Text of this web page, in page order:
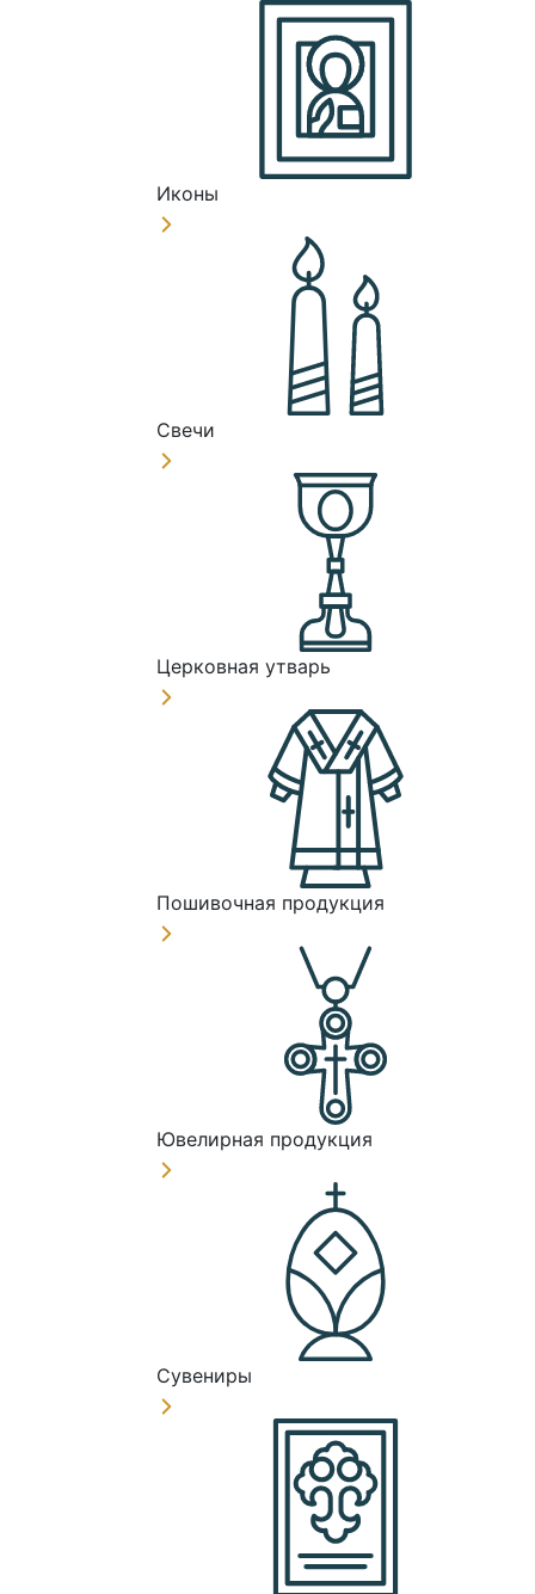
Иконы
Свечи
Церковная утварь
Пошивочная продукция
Ювелирная продукция
Сувениры